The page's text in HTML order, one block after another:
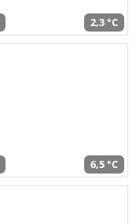
2,3 °C
6,5 °C